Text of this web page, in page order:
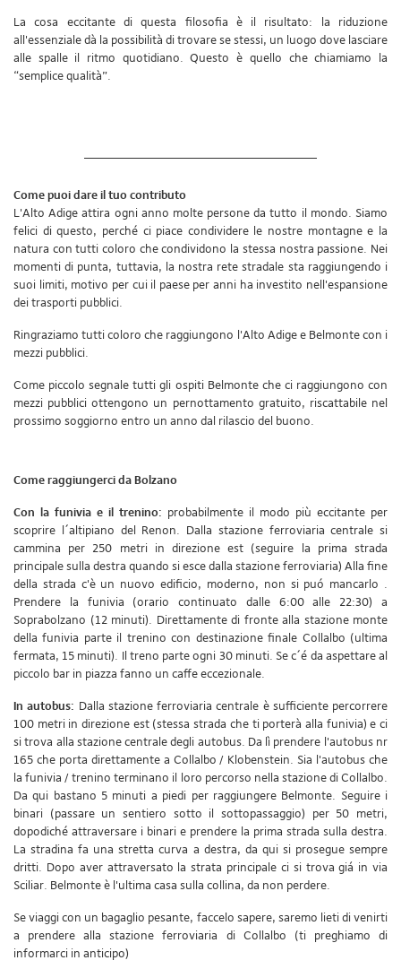
La cosa eccitante di questa filosofia è il risultato: la riduzione
all'essenziale dà la possibilità di trovare se stessi, un luogo dove lasciare
alle spalle il ritmo quotidiano. Questo è quello che chiamiamo la
“semplice qualità”.
Come puoi dare il tuo contributo
L'Alto Adige attira ogni anno molte persone da tutto il mondo. Siamo
felici di questo, perché ci piace condividere le nostre montagne e la
natura con tutti coloro che condividono la stessa nostra passione. Nei
momenti di punta, tuttavia, la nostra rete stradale sta raggiungendo i
suoi limiti, motivo per cui il paese per anni ha investito nell'espansione
dei trasporti pubblici.
Ringraziamo tutti coloro che raggiungono l'Alto Adige e Belmonte con i
mezzi pubblici.
Come piccolo segnale tutti gli ospiti Belmonte che ci raggiungono con
mezzi pubblici ottengono un pernottamento gratuito, riscattabile nel
prossimo soggiorno entro un anno dal rilascio del buono.
Come raggiungerci da Bolzano
Con la funivia e il trenino: probabilmente il modo più eccitante per
scoprire l´altipiano del Renon. Dalla stazione ferroviaria centrale si
cammina per 250 metri in direzione est (seguire la prima strada
principale sulla destra quando si esce dalla stazione ferroviaria) Alla fine
della strada c'è un nuovo edificio, moderno, non si puó mancarlo .
Prendere la funivia (orario continuato dalle 6:00 alle 22:30) a
Soprabolzano (12 minuti). Direttamente di fronte alla stazione monte
della funivia parte il trenino con destinazione finale Collalbo (ultima
fermata, 15 minuti). Il treno parte ogni 30 minuti. Se c´é da aspettare al
piccolo bar in piazza fanno un caffe eccezionale.
In autobus: Dalla stazione ferroviaria centrale è sufficiente percorrere
100 metri in direzione est (stessa strada che ti porterà alla funivia) e ci
si trova alla stazione centrale degli autobus. Da lì prendere l'autobus nr
165 che porta direttamente a Collalbo / Klobenstein. Sia l'autobus che
la funivia / trenino terminano il loro percorso nella stazione di Collalbo.
Da qui bastano 5 minuti a piedi per raggiungere Belmonte. Seguire i
binari (passare un sentiero sotto il sottopassaggio) per 50 metri,
dopodiché attraversare i binari e prendere la prima strada sulla destra.
La stradina fa una stretta curva a destra, da qui si prosegue sempre
dritti. Dopo aver attraversato la strata principale ci si trova giá in via
Sciliar. Belmonte è l'ultima casa sulla collina, da non perdere.
Se viaggi con un bagaglio pesante, faccelo sapere, saremo lieti di venirti
a prendere alla stazione ferroviaria di Collalbo (ti preghiamo di
informarci in anticipo)